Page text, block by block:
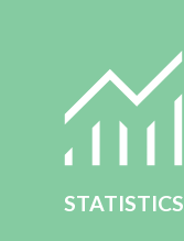
STATISTICS